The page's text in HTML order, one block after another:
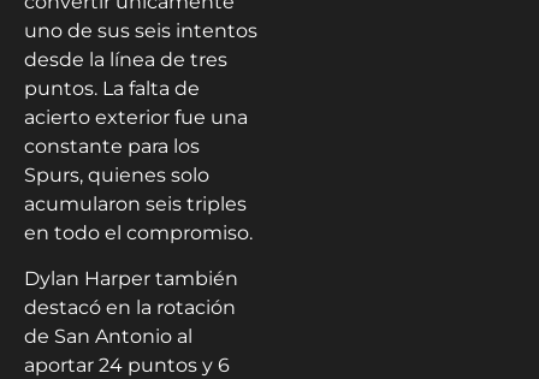
uno de sus seis intentos
desde la línea de tres
puntos. La falta de
acierto exterior fue una
constante para los
Spurs, quienes solo
acumularon seis triples
en todo el compromiso.
Dylan Harper también
destacó en la rotación
de San Antonio al
aportar 24 puntos y 6